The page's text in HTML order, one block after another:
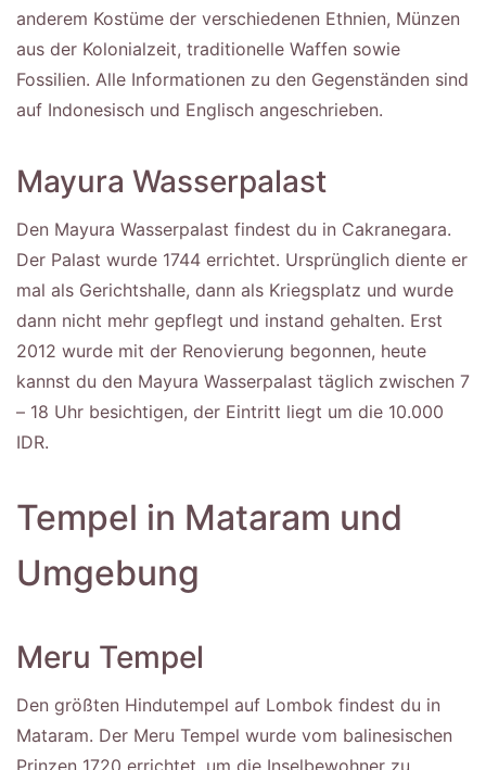
anderem Kostüme der verschiedenen Ethnien, Münzen
aus der Kolonialzeit, traditionelle Waffen sowie
Fossilien. Alle Informationen zu den Gegenständen sind
auf Indonesisch und Englisch angeschrieben.
Mayura Wasserpalast
Den Mayura Wasserpalast findest du in Cakranegara.
Der Palast wurde 1744 errichtet. Ursprünglich diente er
mal als Gerichtshalle, dann als Kriegsplatz und wurde
dann nicht mehr gepflegt und instand gehalten. Erst
2012 wurde mit der Renovierung begonnen, heute
kannst du den Mayura Wasserpalast täglich zwischen 7
– 18 Uhr besichtigen, der Eintritt liegt um die 10.000
IDR.
Tempel in Mataram und
Umgebung
Meru Tempel
Den größten Hindutempel auf Lombok findest du in
Mataram. Der Meru Tempel wurde vom balinesischen
Prinzen 1720 errichtet, um die Inselbewohner zu